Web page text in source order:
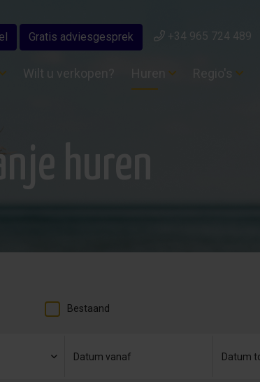
Gratis adviesgesprek +34 965 724 489
Wilt u verkopen? Regio's
huren
Bestaand